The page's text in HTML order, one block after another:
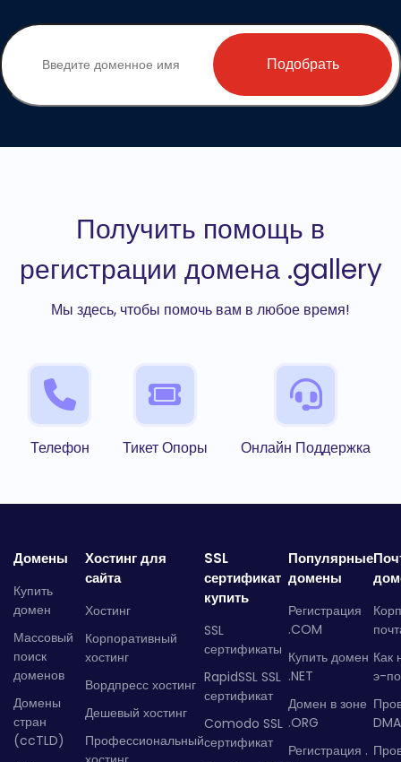
Подобрать
Получить помощь в
регистрации домена .gallery
Мы здесь, чтобы помочь вам в любое время!
Телефон Тикет Опоры Онлайн Поддержка
Домены
Купить
домен
Массовый
поиск
доменов
Домены
стран
(ccTLD)
Хостинг для
сайта
Хостинг
Корпоративный
хостинг
Вордпресс хостинг
Дешевый хостинг
Профессиональный
SSL
сертификат
купить
SSL
сертификаты
RapidSSL SSL
сертификат
Comodo SSL
сертификат
Популярные
домены
Регистрация
.COM
Купить домен
.NET
Домен в зоне
.ORG
Регистрация .
Как
э-